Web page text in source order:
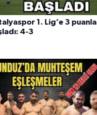
1. Lig’e 3 puanla
4-3